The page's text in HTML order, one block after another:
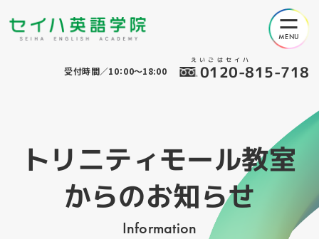
えいごはセイハ
0120-815-718
受付時間／10：00～18:00
トリニティモール教室
からのお知らせ
Information